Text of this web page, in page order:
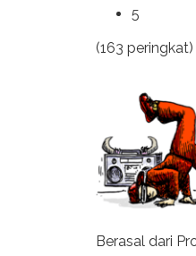
5
(163 peringkat)
Berasal dari